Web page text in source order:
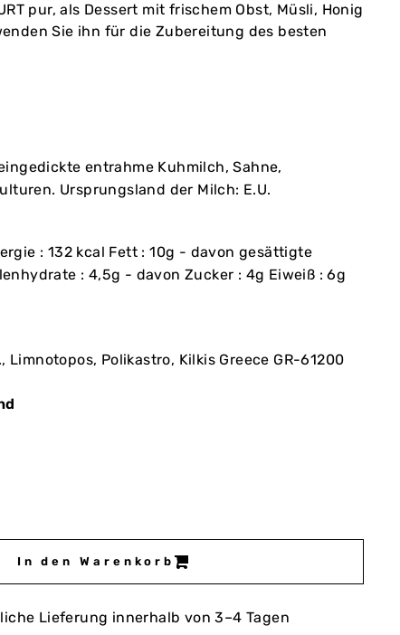
pur, als Dessert mit frischem Obst, Müsli, Honig
Sie ihn für die Zubereitung des besten
entrahme Kuhmilch, Sahne,
Ursprungsland der Milch: E.U.
: 132 kcal Fett : 10g - davon gesättigte
: 4,5g - davon Zucker : 4g Eiweiß : 6g
Limnotopos, Polikastro, Kilkis Greece GR-61200
In den Warenkorb
Lieferung innerhalb von 3–4 Tagen